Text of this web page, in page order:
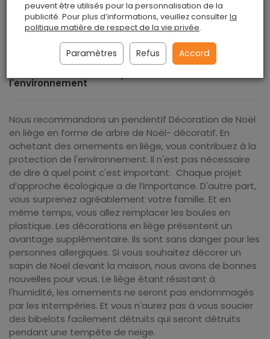
ambiance de Noël. Vous pouvez également créer une
atmosphère inoubliablependantle dîner du réveillon de
l'environnement
Nous recommandons un pendentif Décoration de Noël
en liège en forme de arbre de Noël- décoratif. En
achetant des ornements en liège, vous contribuez à la
protection de l'environnement. Il n'est pas nécessaire
de dire à quel point c'est important. Chaque projet
d’approche écologique a de l’importance. D'autre part,
vous surprenez agréablement votre famille. Et en
même temps, vous allez remplacer les boules en
plastique. Les décorations en liège présentent un
avantage supplémentaire. Ils sont sans danger pour les
personnes allergiques. Si vous souhaitez décorer un
sapin de Noël devant la maison, nous avons de bonnes
nouvelles pour vous. Le liège étant résistant à
l'humidité, les ornements ne seront pas endommagés
par les intempéries. Et vous n'aurez pas à vous soucier
des bibelots facilement détruits qui seront détruits
pendant une tempête de neige.
peuvent être utilisés pour la personnalisation de la
publicité. Pour plus d’informations, veuillez consulterla
politique matière de respect de la vie privée.
Paramètres Refus Accord